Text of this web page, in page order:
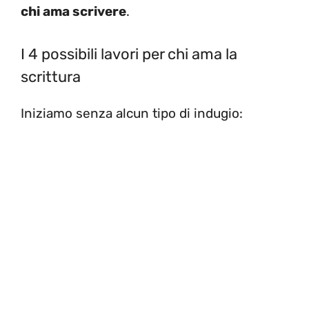
chi ama scrivere.
I 4 possibili lavori per chi ama la
scrittura
Iniziamo senza alcun tipo di indugio: